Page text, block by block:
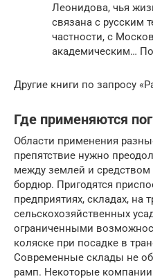
Леонидова, чья
связана с русским
частности, с
академическим…
Другие книги по запросу
Где применяются
Области применения
препятствие нужно
между землей и средством
бордюр. Пригодятся
предприятиях, складах, на
сельскохозяйственных
ограниченными
коляске при посадке в
Современные склады не
рамп. Некоторые